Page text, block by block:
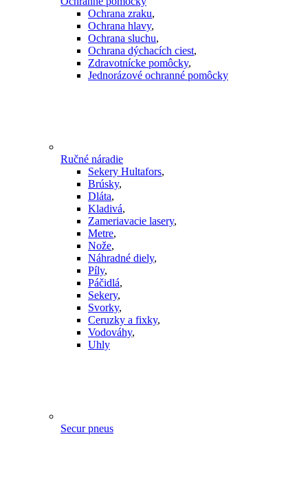
Ochrana zraku,
Ochrana hlavy,
Ochrana sluchu,
Ochrana dýchacích ciest,
Zdravotnícke pomôcky,
Jednorázové ochranné pomôcky
Ručné náradie
Sekery Hultafors,
Brúsky,
Dláta,
Kladivá,
Zameriavacie lasery,
Metre,
Nože,
Náhradné diely,
Píly,
Páčidlá,
Sekery,
Svorky,
Ceruzky a fixky,
Vodováhy,
Uhly
Secur pneus